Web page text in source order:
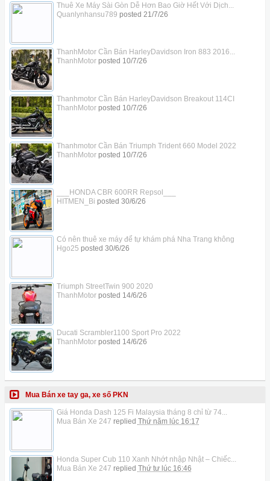
Thuê Xe Máy Sài Gòn Dễ Hơn Bao Giờ Hết Với Dịch...
Quanlynhansu789 posted 21/7/26
ThanhMotor Cần Bán HarleyDavidson Iron 883 2016...
ThanhMotorposted 10/7/26
Thanhmotor Cần Bán HarleyDavidson Breakout 114CI
ThanhMotorposted 10/7/26
Thanhmotor Cần Bán Triumph Trident 660 Model 2022
ThanhMotorposted 10/7/26
___HONDA CBR 600RR Repsol___
HITMEN_Bi posted 30/6/26
Có nên thuê xe máy để tự khám phá Nha Trang không
Hgo25 posted 30/6/26
Triumph StreetTwin 900 2020
ThanhMotorposted 14/6/26
Ducati Scrambler1100 Sport Pro 2022
ThanhMotorposted 14/6/26
Mua Bán xe tay ga, xe số PKN
Giá Honda Dash 125 Fi Malaysia tháng 8 chỉ từ 74...
Mua Bán Xe 247 replied Thứ năm lúc 16:17
Honda Super Cub 110 Xanh Nhớt nhập Nhật – Chiếc...
Mua Bán Xe 247 replied Thứ tư lúc 16:46